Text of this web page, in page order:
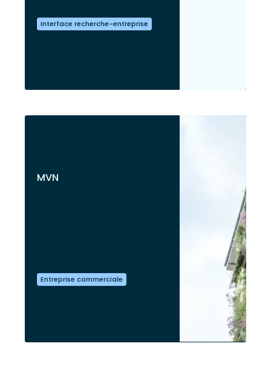
Interface recherche-entreprise
MVN
Entreprise commerciale